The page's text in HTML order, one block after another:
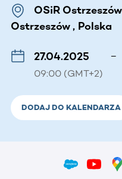
OSiR
Ostrzeszów , Polska
27.04.2025
09:00 (GMT+2)
–
DODAJ DO KALENDARZA